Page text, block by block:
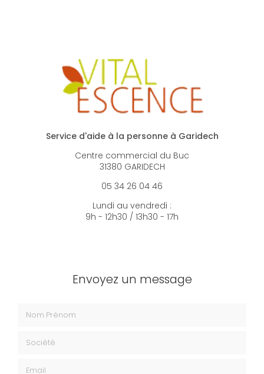
Service d'aide à la personne à Garidech
Centre commercial du Buc
31380 GARIDECH
05 34 26 04 46
Lundi au vendredi :
9h - 12h30 / 13h30 - 17h
Envoyez un message